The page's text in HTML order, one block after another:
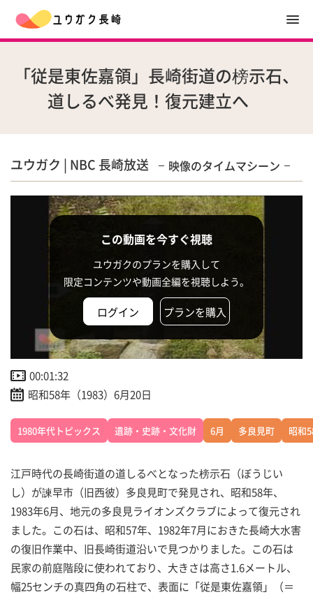
「従是東佐嘉領」長崎街道の榜示石、
道しるべ発見！復元建立へ
ユウガク | NBC 長崎放送 映像のタイムマシーン
この動画を今すぐ視聴
ユウガクのプランを購入して
限定コンテンツや動画全編を視聴しよう。
ログイン プランを購入
00:01:32
昭和58年（1983）6月20日
1980年代トピックス 遺跡・史跡・文化財 6月 多良見町 昭和
江戸時代の長崎街道の道しるべとなった榜示石（ぼうじい
し）が諫早市（旧西彼）多良見町で発見され、昭和58年、
1983年6月、地元の多良見ライオンズクラブによって復元され
ました。この石は、昭和57年、1982年7月におきた長崎大水害
の復旧作業中、旧長崎街道沿いで見つかりました。この石は
民家の前庭階段に使われており、大きさは高さ1.6メートル、
幅25センチの真四角の石柱で、表面に「従是東佐嘉領」（＝